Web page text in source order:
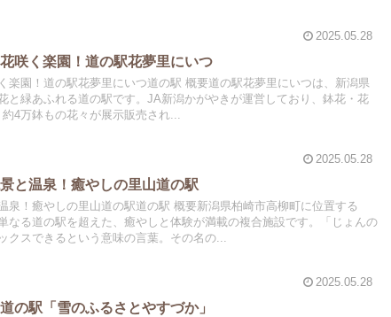
2025.05.28
咲く楽園！道の駅花夢里にいつ
楽園！道の駅花夢里にいつ道の駅 概要道の駅花夢里にいつは、新潟県
と緑あふれる道の駅です。JA新潟かがやきが運営しており、鉢花・花
4万鉢もの花々が展示販売され...
2025.05.28
と温泉！癒やしの里山道の駅
泉！癒やしの里山道の駅道の駅 概要新潟県柏崎市高柳町に位置する
なる道の駅を超えた、癒やしと体験が満載の複合施設です。「じょんの
クスできるという意味の言葉。その名の...
2025.05.28
の駅「雪のふるさとやすづか」